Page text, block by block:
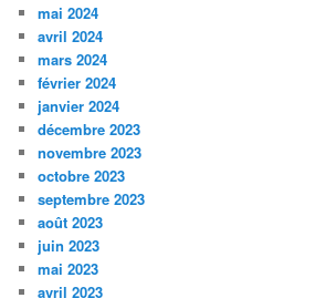
mai 2024
avril 2024
mars 2024
février 2024
janvier 2024
décembre 2023
novembre 2023
octobre 2023
septembre 2023
août 2023
juin 2023
mai 2023
avril 2023